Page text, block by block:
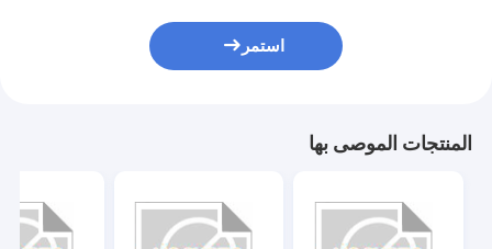
استمر
المنتجات الموصى بها